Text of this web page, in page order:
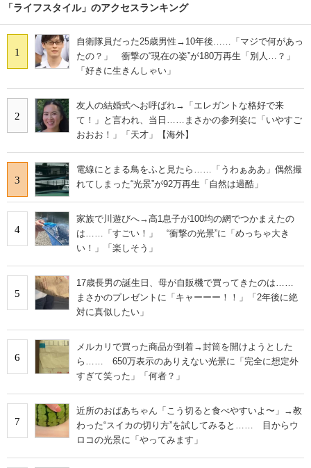
「ライフスタイル」のアクセスランキング
1
自衛隊員だった25歳男性→10年後……「マジで何があっ
たの？」 衝撃の“現在の姿”が180万再生「別人…？」
「好きに生きんしゃい」
2
友人の結婚式へお呼ばれ→「エレガントな格好で来
て！」と言われ、当日……まさかの参列姿に「いやすご
おおお！」「天才」【海外】
3
電線にとまる鳥をふと見たら……「うわぁああ」偶然撮
れてしまった“光景”が92万再生「自然は過酷」
4
家族で川遊びへ→高1息子が100均の網でつかまえたの
は……「すごい！」 “衝撃の光景”に「めっちゃ大き
い！」「楽しそう」
5
17歳長男の誕生日、母が自販機で買ってきたのは……
まさかのプレゼントに「キャーーー！！」「2年後に絶
対に真似したい」
6
メルカリで買った商品が到着→封筒を開けようとした
ら…… 650万表示のありえない光景に「完全に想定外
すぎて笑った」「何者？」
7
近所のおばあちゃん「こう切ると食べやすいよ〜」→教
わった“スイカの切り方”を試してみると…… 目からウ
ロコの光景に「やってみます」